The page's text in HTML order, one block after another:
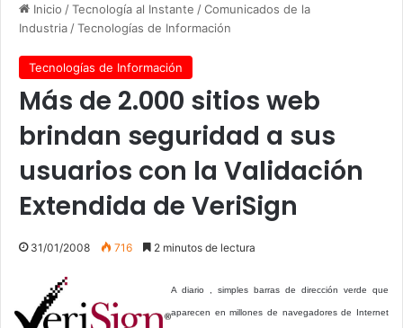
Inicio /Tecnología al Instante /Comunicados de la
Industria /Tecnologías de Información
Tecnologías de Información
Más de 2.000 sitios web
brindan seguridad a sus
usuarios con la Validación
Extendida de VeriSign
31/01/2008 716 2 minutos de lectura
A diario , simples barras de dirección verde que
aparecen en millones de navegadores de Internet